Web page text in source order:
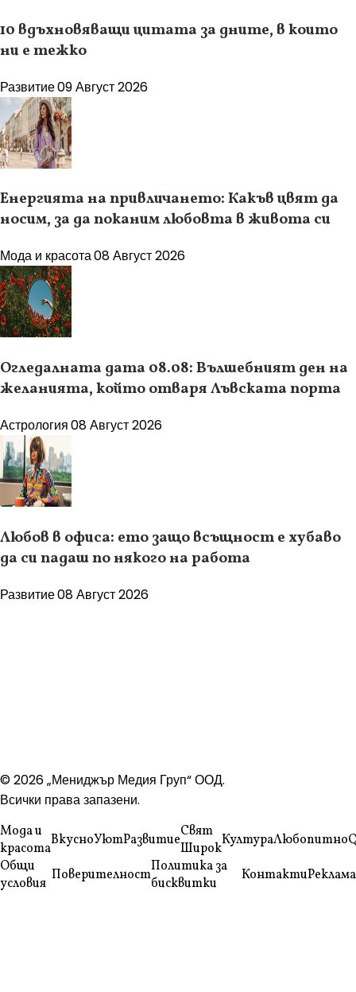
10 вдъхновяващи цитата за дните, в които
ни е тежко
Развитие09 Август 2026
Енергията на привличането: Какъв цвят да
носим, за да поканим любовта в живота си
Мода и красота08 Август 2026
Огледалната дата 08.08: Вълшебният ден на
желанията, който отваря Лъвската порта
Астрология08 Август 2026
Любов в офиса: ето защо всъщност е хубаво
да си падаш по някого на работа
Развитие08 Август 2026
© 2026 „Мениджър Медия Груп“ ООД.
Всички права запазени.
Мода и
красотаВкусноУютРазвитиеСвят
ШирокКултураЛюбопитно
Общи
условия ПоверителностПолитика за
бисквитки
КонтактиРеклама